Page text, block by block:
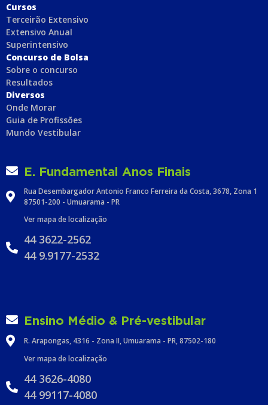
Cursos
Terceirão Extensivo
Extensivo Anual
Superintensivo
Concurso de Bolsa
Sobre o concurso
Resultados
Diversos
Onde Morar
Guia de Profissões
Mundo Vestibular
E. Fundamental Anos Finais
Rua Desembargador Antonio Franco Ferreira da Costa, 3678, Zona 1
87501-200 - Umuarama - PR
Ver mapa de localização
44 3622-2562
44 9.9177-2532
Ensino Médio & Pré-vestibular
R. Arapongas, 4316 - Zona II, Umuarama - PR, 87502-180
Ver mapa de localização
44 3626-4080
44 99117-4080